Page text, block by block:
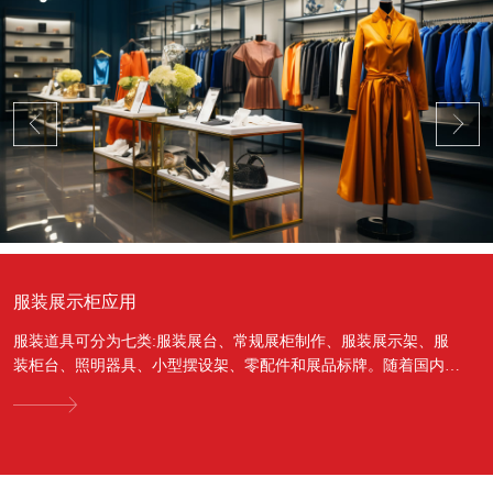
服装展示柜应用
服装道具可分为七类:服装展台、常规展柜制作、服装展示架、服
装柜台、照明器具、小型摆设架、零配件和展品标牌。随着国内经